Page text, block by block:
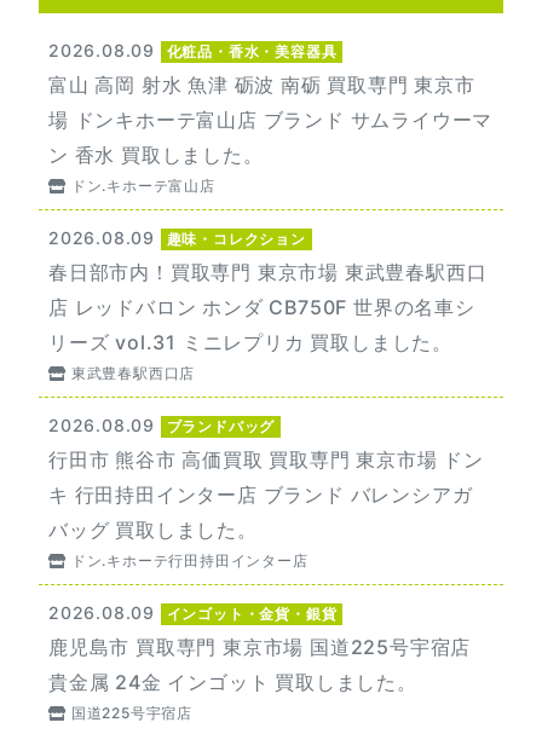
2026.08.09 化粧品・香水・美容器具
富山 高岡 射水 魚津 砺波 南砺 買取専門 東京市
場 ドンキホーテ富山店 ブランド サムライウーマ
ン 香水 買取しました。
ドン.キホーテ富山店
2026.08.09 趣味・コレクション
春日部市内！買取専門 東京市場 東武豊春駅西口
店 レッドバロン ホンダ CB750F 世界の名車シ
リーズ vol.31 ミニレプリカ 買取しました。
東武豊春駅西口店
2026.08.09 ブランドバッグ
行田市 熊谷市 高価買取 買取専門 東京市場 ドン
キ 行田持田インター店 ブランド バレンシアガ
バッグ 買取しました。
ドン.キホーテ行田持田インター店
2026.08.09 インゴット・金貨・銀貨
鹿児島市 買取専門 東京市場 国道225号宇宿店
貴金属 24金 インゴット 買取しました。
国道225号宇宿店